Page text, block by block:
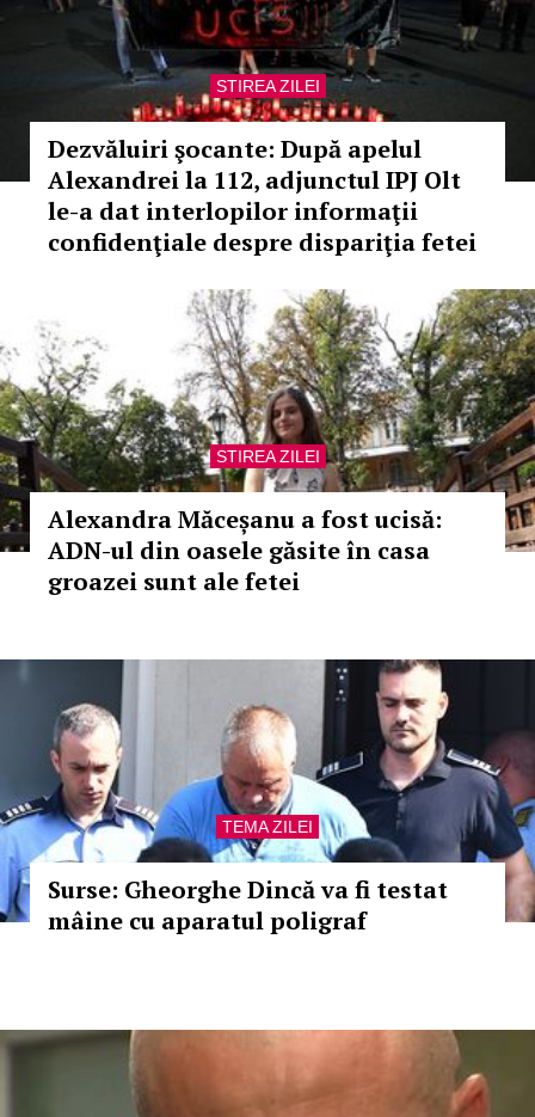
STIREA ZILEI
Dezvăluiri şocante: După apelul
Alexandrei la 112, adjunctul IPJ Olt
le-a dat interlopilor informaţii
confidenţiale despre dispariţia fetei
STIREA ZILEI
Alexandra Măceșanu a fost ucisă:
ADN-ul din oasele găsite în casa
groazei sunt ale fetei
TEMA ZILEI
Surse: Gheorghe Dincă va fi testat
mâine cu aparatul poligraf